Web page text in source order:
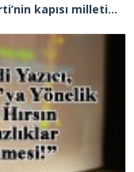
İl Başkanı Abdullah Özdemir: “AK Parti’nin kapısı milletine hizmet etmek isteyen herkese açıktır”